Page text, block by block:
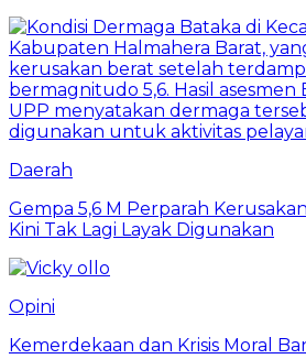
Daerah
Gempa 5,6 M Perparah
Kini Tak Lagi Layak Digunakan
Opini
Kemerdekaan dan Krisis Moral